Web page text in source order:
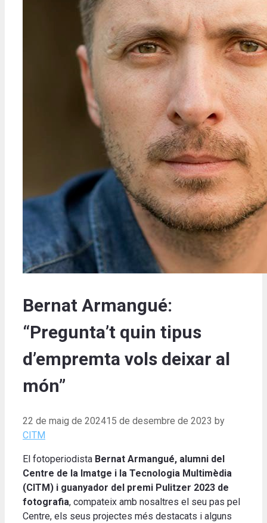
Bernat Armangué:
“Pregunta’t quin tipus
d’empremta vols deixar al
món”
22 de maig de 202415 de desembre de 2023 by
CITM
El fotoperiodista Bernat Armangué, alumni del
Centre de la Imatge i la Tecnologia Multimèdia
(CITM) i guanyador del premi Pulitzer 2023 de
fotografia, compateix amb nosaltres el seu pas pel
Centre, els seus projectes més destacats i alguns